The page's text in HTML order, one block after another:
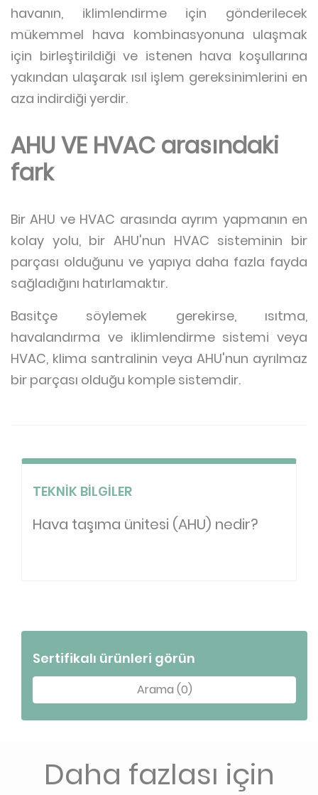
havanın, iklimlendirme için gönderilecek
mükemmel hava kombinasyonuna ulaşmak
için birleştirildiği ve istenen hava koşullarına
yakından ulaşarak ısıl işlem gereksinimlerini en
aza indirdiği yerdir.
AHU VE HVAC arasındaki
fark
Bir AHU ve HVAC arasında ayrım yapmanın en
kolay yolu, bir AHU'nun HVAC sisteminin bir
parçası olduğunu ve yapıya daha fazla fayda
sağladığını hatırlamaktır.
Basitçe söylemek gerekirse, ısıtma,
havalandırma ve iklimlendirme sistemi veya
HVAC, klima santralinin veya AHU'nun ayrılmaz
bir parçası olduğu komple sistemdir.
TEKNIK BILGILER
Hava taşıma ünitesi (AHU) nedir?
Sertifikalı ürünleri görün
Arama (0)
Daha fazlası için